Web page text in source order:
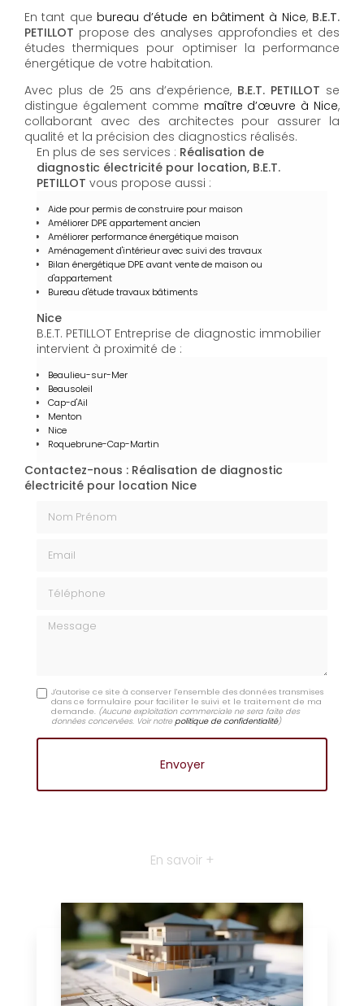
En tant que bureau d’étude en bâtiment à Nice, B.E.T.
PETILLOT propose des analyses approfondies et des
études thermiques pour optimiser la performance
énergétique de votre habitation.
Avec plus de 25 ans d’expérience, B.E.T. PETILLOT se
distingue également comme maître d’œuvre à Nice,
collaborant avec des architectes pour assurer la
qualité et la précision des diagnostics réalisés.
En plus de ses services : Réalisation de
diagnostic électricité pour location, B.E.T.
PETILLOT vous propose aussi :
Aide pour permis de construire pour maison
Améliorer DPE appartement ancien
Améliorer performance énergétique maison
Aménagement d'intérieur avec suivi des travaux
Bilan énergétique DPE avant vente de maison ou
d'appartement
Bureau d'étude travaux bâtiments
Nice
B.E.T. PETILLOT Entreprise de diagnostic immobilier
intervient à proximité de :
Beaulieu-sur-Mer
Beausoleil
Cap-d'Ail
Menton
Nice
Roquebrune-Cap-Martin
Contactez-nous : Réalisation de diagnostic
électricité pour location Nice
Message
J'autorise ce site à conserver l'ensemble des données transmises
dans ce formulaire pour faciliter le suivi et le traitement de ma
demande. (Aucune exploitation commerciale ne sera faite des
données concervées. Voir notrepolitique de confidentialité)
En savoir +